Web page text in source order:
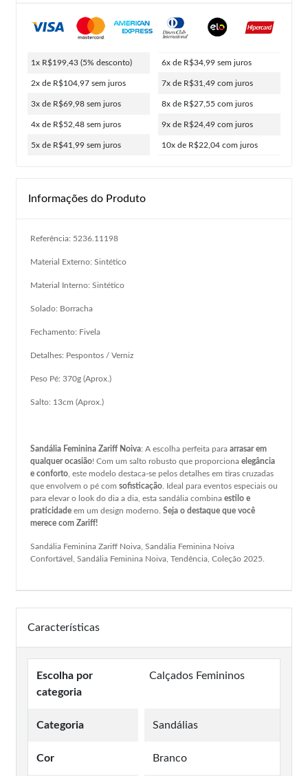
1x R$199,43 (5% desconto)
2x de R$104,97 sem juros
3x de R$69,98 sem juros
4x de R$52,48 sem juros
5x de R$41,99 sem juros
6x de R$34,99 sem juros
7x de R$31,49 com juros
8x de R$27,55 com juros
9x de R$24,49 com juros
10x de R$22,04 com juros
Informações do Produto
Referência: 5236.11198
Material Externo: Sintético
Material Interno: Sintético
Solado: Borracha
Fechamento: Fivela
Detalhes: Pespontos / Verniz
Peso Pé: 370g (Aprox.)
Salto: 13cm (Aprox.)
Sandália Feminina Zariff Noiva: A escolha perfeita para arrasar em
qualquer ocasião! Com um salto robusto que proporciona elegância
e conforto , este modelo destaca-se pelos detalhes em tiras cruzadas
que envolvem o pé com sofisticação . Ideal para eventos especiais ou
para elevar o look do dia a dia, esta sandália combina estilo e
praticidade em um design moderno. Seja o destaque que você
merece com Zariff!
Sandália Feminina Zariff Noiva, Sandália Feminina Noiva
Confortável, Sandália Feminina Noiva, Tendência, Coleção 2025.
Características
Escolha por
categoria
Calçados Femininos
Categoria Sandálias
Cor Branco